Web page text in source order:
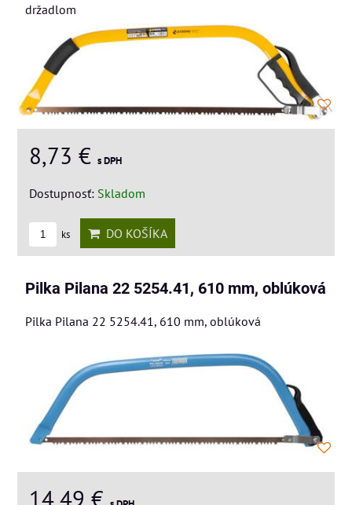
držadlom
8,73 € s DPH
Dostupnosť: Skladom
ks DO KOŠÍKA
Pilka Pilana 22 5254.41, 610 mm, oblúková
Pilka Pilana 22 5254.41, 610 mm, oblúková
14,49 €